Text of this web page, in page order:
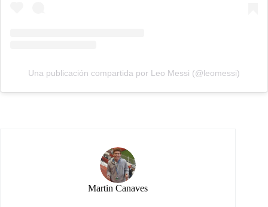
Una publicación compartida por Leo Messi (@leomessi)
Martin Canaves